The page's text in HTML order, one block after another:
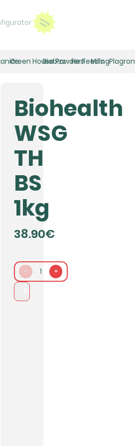
Green House Powder Feeding
Biobizz Hesi Mills Plagron
Biohealth
WSG
TH
BS
1kg
38.90€
- 1 +